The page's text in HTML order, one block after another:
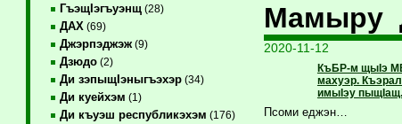
ГъэщIэгъуэнщ(28)
ДАХ (69)
Джэрпэджэж(9)
Дзюдо(2)
Ди зэпыщIэныгъэхэр(34)
Ди куейхэм (1)
Ди къуэш республикэхэм (176)
Мамыру
2020-11-12
КъБР-м щыIэ
махуэр.
имыIэу пыщIащ.
Псоми еджэн…